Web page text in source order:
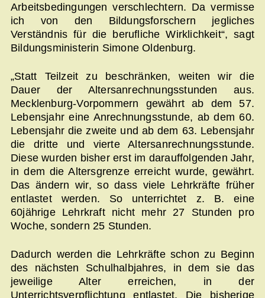
Arbeitsbedingungen verschlechtern. Da vermisse
ich von den Bildungsforschern jegliches
Verständnis für die berufliche Wirklichkeit“, sagt
Bildungsministerin Simone Oldenburg.
„Statt Teilzeit zu beschränken, weiten wir die
Dauer der Altersanrechnungsstunden aus.
Mecklenburg-Vorpommern gewährt ab dem 57.
Lebensjahr eine Anrechnungsstunde, ab dem 60.
Lebensjahr die zweite und ab dem 63. Lebensjahr
die dritte und vierte Altersanrechnungsstunde.
Diese wurden bisher erst im darauffolgenden Jahr,
in dem die Altersgrenze erreicht wurde, gewährt.
Das ändern wir, so dass viele Lehrkräfte früher
entlastet werden. So unterrichtet z. B. eine
60jährige Lehrkraft nicht mehr 27 Stunden pro
Woche, sondern 25 Stunden.
Dadurch werden die Lehrkräfte schon zu Beginn
des nächsten Schulhalbjahres, in dem sie das
jeweilige Alter erreichen, in der
Unterrichtsverpflichtung entlastet. Die bisherige